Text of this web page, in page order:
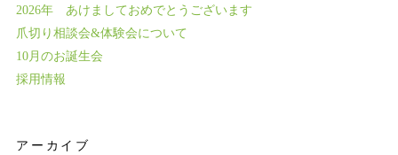
2026年 あけましておめでとうございます
爪切り相談会&体験会について
10月のお誕生会
採用情報
アーカイブ